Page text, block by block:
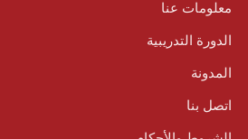
معلومات عنا
الدورة التدريبية
المدونة
اتصل بنا